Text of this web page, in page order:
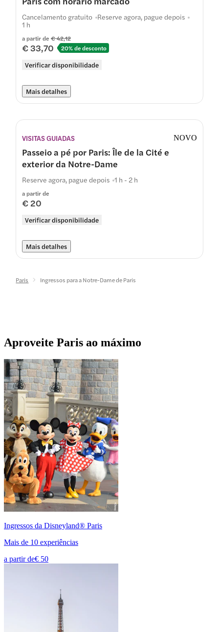
a partir de € 42,12
€ 33,70 20% de desconto
Verificar disponibilidade
Cancelamento gratuito Reserve agora, pague depois
1 h
Mais detalhes
VISITAS GUIADAS NOVO
Passeio a pé por Paris: Île de la Cité e
exterior da Notre-Dame
a partir de
€ 20
Verificar disponibilidade
Reserve agora, pague depois 1 h - 2 h
Mais detalhes
Paris Ingressos para a Notre-Dame de Paris
Aproveite Paris ao máximo
Ingressos da Disneyland® Paris
Mais de 10 experiências
a partir de€ 50